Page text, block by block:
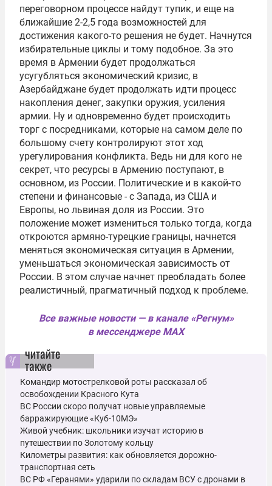
переговорном процессе найдут тупик, и еще на
ближайшие 2-2,5 года возможностей для
достижения какого-то решения не будет. Начнутся
избирательные циклы и тому подобное. За это
время в Армении будет продолжаться
усугубляться экономический кризис, в
Азербайджане будет продолжать идти процесс
накопления денег, закупки оружия, усиления
армии. Ну и одновременно будет происходить
торг с посредниками, которые на самом деле по
большому счету контролируют этот ход
урегулирования конфликта. Ведь ни для кого не
секрет, что ресурсы в Армению поступают, в
основном, из России. Политические и в какой-то
степени и финансовые - с Запада, из США и
Европы, но львиная доля из России. Это
положение может измениться только тогда, когда
откроются армяно-турецкие границы, начнется
меняться экономическая ситуация в Армении,
уменьшаться экономическая зависимость от
России. В этом случае начнет преобладать более
реалистичный, прагматичный подход к проблеме.
Все важные новости — в канале «Регнум»
в мессенджере MAX
читайте
также
Командир мотострелковой роты рассказал об
освобождении Красного Кута
ВС России скоро получат новые управляемые
барражирующие «Куб-10МЭ»
Живой учебник: школьники изучат историю в
путешествии по Золотому кольцу
Километры развития: как обновляется дорожно-
транспортная сеть
ВС РФ «Геранями» ударили по складам ВСУ с дронами в